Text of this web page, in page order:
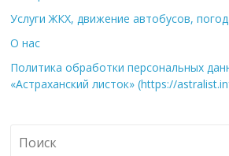
Услуги ЖКХ, движение автобусов,
О нас
Политика обработки персональных
«Астраханский листок» (https://